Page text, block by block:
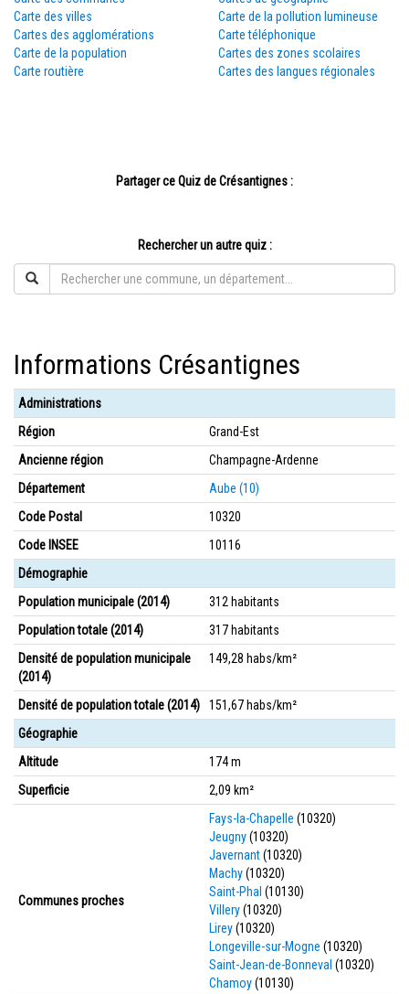
Carte des villes
Cartes des agglomérations
Carte de la population
Carte routière
Carte de la pollution lumineuse
Carte téléphonique
Cartes des zones scolaires
Cartes des langues régionales
Partager ce Quiz de Crésantignes :
Rechercher un autre quiz :
Informations Crésantignes
Administrations
Région
Grand-Est
Ancienne région
Champagne-Ardenne
Département
Aube (10)
Code Postal
10320
Code INSEE
10116
Démographie
Population municipale (2014)
312 habitants
Population totale (2014)
317 habitants
Densité de population municipale
(2014)
149,28 habs/km²
Densité de population totale (2014)
151,67 habs/km²
Géographie
Altitude
174 m
Superficie
2,09 km²
Communes proches
Fays-la-Chapelle (10320)
Jeugny(10320)
Javernant(10320)
Machy(10320)
Saint-Phal (10130)
Villery(10320)
Lirey(10320)
Longeville-sur-Mogne (10320)
Saint-Jean-de-Bonneval (10320)
Chamoy(10130)